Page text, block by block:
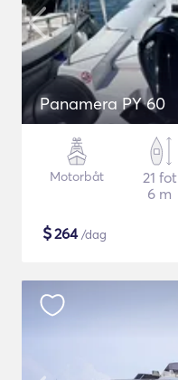
Panamera PY 60
Motorbåt
21 fot
6 m
$264/dag